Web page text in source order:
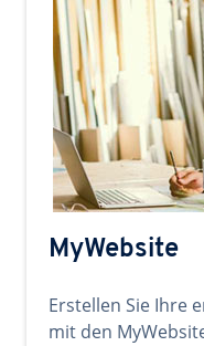
MyWebsite
Erstellen Sie Ihre
mit den